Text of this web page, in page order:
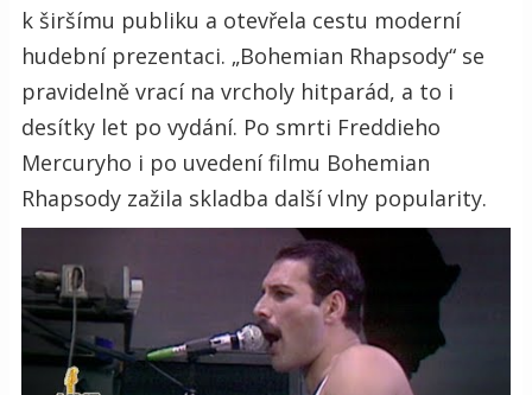
k širšímu publiku a otevřela cestu moderní
hudební prezentaci. „Bohemian Rhapsody“ se
pravidelně vrací na vrcholy hitparád, a to i
desítky let po vydání. Po smrti Freddieho
Mercuryho i po uvedení filmu Bohemian
Rhapsody zažila skladba další vlny popularity.